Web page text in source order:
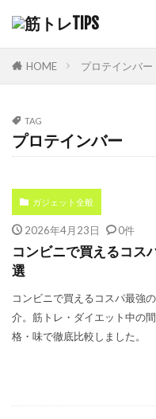
HOME プロテインバー
TAG
プロテインバー
ガジェット全般
2026年4月23日 0件
コンビニで買えるコス
選
コンビニで買えるコスパ最強
介。筋トレ・ダイエット中の
格・味で徹底比較しました。